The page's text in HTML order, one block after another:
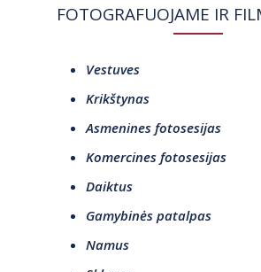
FOTOGRAFUOJAME IR
Vestuves
Krikštynas
Asmenines fotosesijas
Komercines fotosesijas
Daiktus
Gamybinės patalpas
Namus